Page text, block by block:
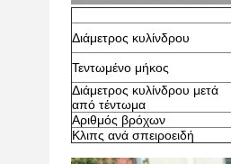
Διάμετρος κυλίνδρου
Τεντωμένο μήκος
Διάμετρος κυλίνδρου μετά
από τέντωμα
Αριθμός βρόχων
Κλιπς ανά σπειροειδή